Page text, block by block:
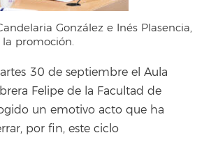
González e Inés Plasencia,
promoción.
30 de septiembre el Aula
Felipe de la Facultad de
un emotivo acto que ha
por fin, este ciclo